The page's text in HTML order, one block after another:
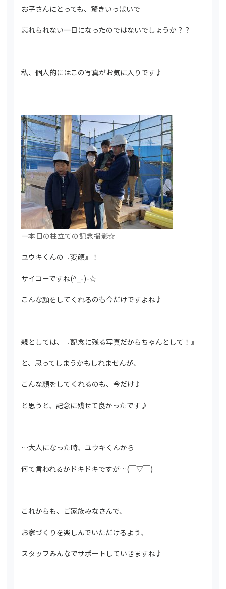
お子さんにとっても、驚きいっぱいで
忘れられない一日になったのではないでしょうか？？
私、個人的にはこの写真がお気に入りです♪
一本目の柱立ての記念撮影☆
ユウキくんの『変顔』！
サイコーですね(^_-)-☆
こんな顔をしてくれるのも今だけですよね♪
親としては、『記念に残る写真だからちゃんとして！』
と、思ってしまうかもしれませんが、
こんな顔をしてくれるのも、今だけ♪
と思うと、記念に残せて良かったです♪
…大人になった時、ユウキくんから
何て言われるかドキドキですが…(￣▽￣)
これからも、ご家族みなさんで、
お家づくりを楽しんでいただけるよう、
スタッフみんなでサポートしていきますね♪